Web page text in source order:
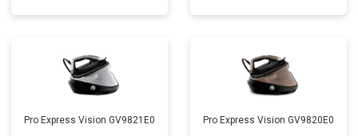
Pro Express Vision GV9821E0 Pro Express Vision GV9820E0